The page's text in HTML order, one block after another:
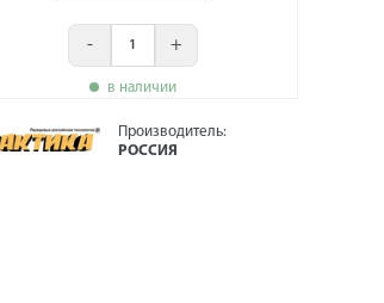
- +
в наличии
Производитель:
РОССИЯ